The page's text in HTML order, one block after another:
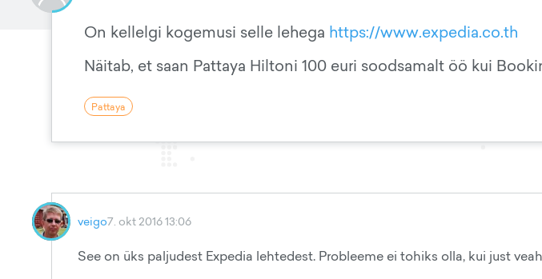
On kellelgi kogemusi selle lehega https://www.expedia.co.th
Näitab, et saan Pattaya Hiltoni 100 euri soodsamalt öö kui
Pattaya
veigo7. okt 2016 13:06
See on üks paljudest Expedia lehtedest. Probleeme ei tohiks olla, kui just